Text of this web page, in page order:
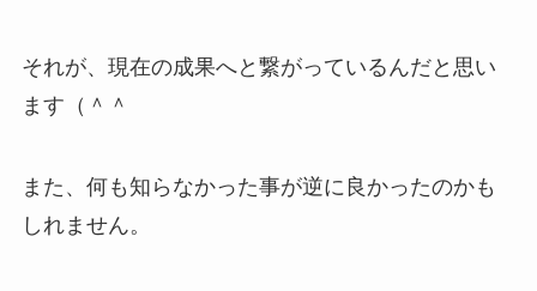
それが、現在の成果へと繋がっているんだと思い
ます（＾＾
また、何も知らなかった事が逆に良かったのかも
しれません。